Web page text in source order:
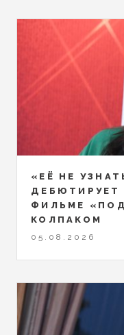
«ЕЁ НЕ
ФИЛЬМЕ
КОЛПАКОМ
05.08.2026